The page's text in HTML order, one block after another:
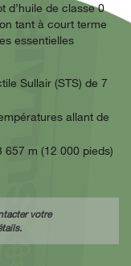
d’huile de classe 0
tant à court terme
essentielles
Sullair (STS) de 7
allant de
657 m (12 000 pieds)
votre